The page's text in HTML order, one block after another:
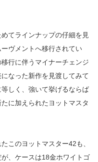
てラインナップの仔細を見
ヴメントへ移行されてい
行に伴うマイナーチェンジ
なった新作を見渡してみて
しく、強いて挙げるならば
に加えられたヨットマスタ
このヨットマスター42も、
、ケースは18金ホワイトゴ